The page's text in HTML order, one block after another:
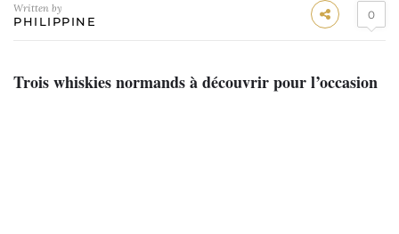
Written by
PHILIPPINE 0
Trois whiskies normands à découvrir pour l’occasion